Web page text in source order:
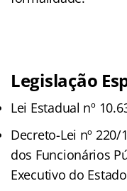
Legislação
Lei Estadual nº
Decreto-Lei nº
dos Funcionários
Executivo do